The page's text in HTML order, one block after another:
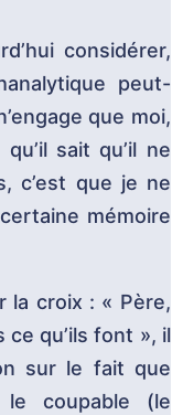
considérer,
peut-
que moi,
sait qu’il ne
c’est que je ne
mémoire
la croix : « Père,
qu’ils font », il
sur le fait que
le coupable (le